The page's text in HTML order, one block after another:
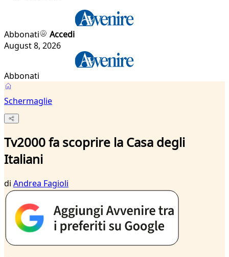
Abbonati
Accedi
August 8, 2026
Abbonati
Schermaglie
Tv2000 fa scoprire la Casa degli
Italiani
di Andrea Fagioli